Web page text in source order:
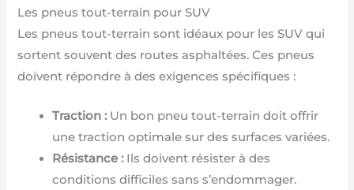
Les pneus tout-terrain pour SUV
Les pneus tout-terrain sont idéaux pour les SUV qui
sortent souvent des routes asphaltées. Ces pneus
doivent répondre à des exigences spécifiques :
Traction :Un bon pneu tout-terrain doit offrir
une traction optimale sur des surfaces variées.
Résistance :Ils doivent résister à des
conditions difficiles sans s’endommager.